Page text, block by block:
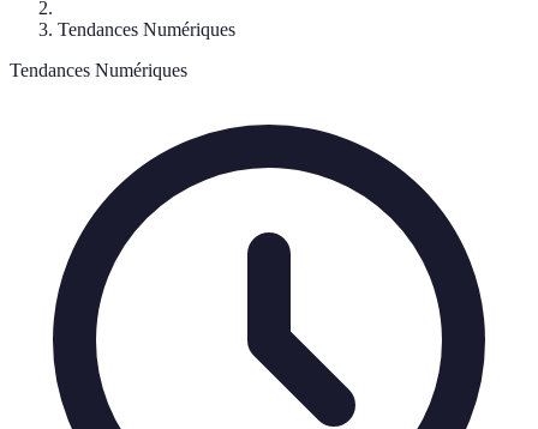
Tendances Numériques
Tendances Numériques